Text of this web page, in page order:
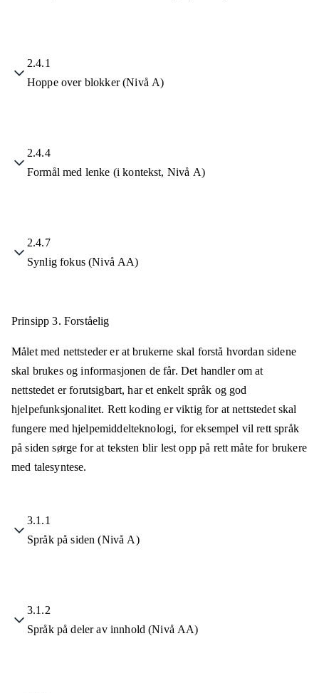
2.4.1
Hoppe over blokker (Nivå A)
2.4.4
Formål med lenke (i kontekst, Nivå A)
2.4.7
Synlig fokus (Nivå AA)
Prinsipp 3. Forståelig
Målet med nettsteder er at brukerne skal forstå hvordan sidene
skal brukes og informasjonen de får. Det handler om at
nettstedet er forutsigbart, har et enkelt språk og god
hjelpefunksjonalitet. Rett koding er viktig for at nettstedet skal
fungere med hjelpemiddelteknologi, for eksempel vil rett språk
på siden sørge for at teksten blir lest opp på rett måte for brukere
med talesyntese.
3.1.1
Språk på siden (Nivå A)
3.1.2
Språk på deler av innhold (Nivå AA)